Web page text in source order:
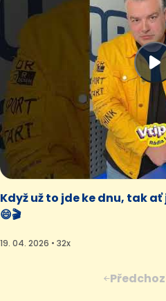
Když už to jde ke dnu, tak
😄🎬
19. 04. 2026 • 32x